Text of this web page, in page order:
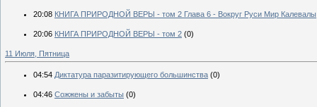
20:08 КНИГА ПРИРОДНОЙ ВЕРЫ - том 2 Глава 6 - Вокруг Руси Мир Калевалы
20:06 КНИГА ПРИРОДНОЙ ВЕРЫ - том 2 (0)
11 Июля, Пятница
04:54 Диктатура паразитирующего большинства (0)
04:46 Сожжены и забыты (0)